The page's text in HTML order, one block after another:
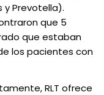
y Prevotella).
que 5
que estaban
los pacientes con
RLT ofrece